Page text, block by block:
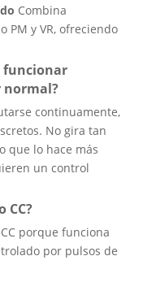
Combina
PM y VR, ofreciendo
funcionar
continuamente,
No gira tan
que lo hace más
un control
CC?
porque funciona
por pulsos de